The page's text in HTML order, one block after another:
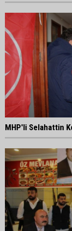
MHP'li Selahattin